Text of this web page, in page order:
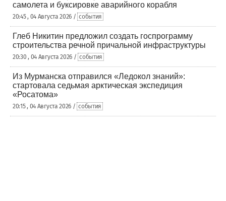
самолета и буксировке аварийного корабля
20:45 , 04 Августа 2026 / события
Глеб Никитин предложил создать госпрограмму
строительства речной причальной инфраструктуры
20:30 , 04 Августа 2026 / события
Из Мурманска отправился «Ледокол знаний»:
стартовала седьмая арктическая экспедиция
«Росатома»
20:15 , 04 Августа 2026 / события